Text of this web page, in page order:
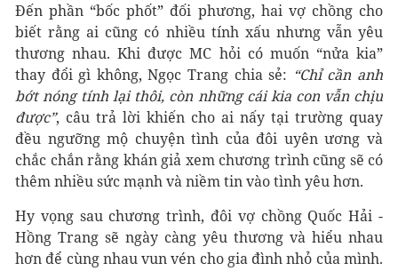
Đến phần “bốc phốt” đối phương, hai vợ chồng cho
biết rằng ai cũng có nhiều tính xấu nhưng vẫn yêu
thương nhau. Khi được MC hỏi có muốn “nửa kia”
thay đổi gì không, Ngọc Trang chia sẻ: “Chỉ cần anh
bớt nóng tính lại thôi, còn những cái kia con vẫn chịu
được”, câu trả lời khiến cho ai nấy tại trường quay
đều ngưỡng mộ chuyện tình của đôi uyên ương và
chắc chắn rằng khán giả xem chương trình cũng sẽ có
thêm nhiều sức mạnh và niềm tin vào tình yêu hơn.
Hy vọng sau chương trình, đôi vợ chồng Quốc Hải -
Hồng Trang sẽ ngày càng yêu thương và hiểu nhau
hơn để cùng nhau vun vén cho gia đình nhỏ của mình.